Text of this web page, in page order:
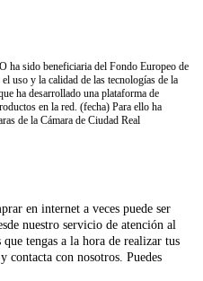
sido beneficiaria del Fondo Europeo de
uso y la calidad de las tecnologías de la
ha desarrollado una plataforma de
en la red. (fecha) Para ello ha
de la Cámara de Ciudad Real
en internet a veces puede ser
nuestro servicio de atención al
tengas a la hora de realizar tus
contacta con nosotros. Puedes